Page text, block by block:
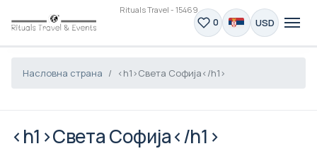
Rituals Travel - 15469
0 USD
Насловна страна <h1>Света Софија</h1>
<h1>Света Софија</h1>